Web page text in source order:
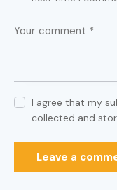
I agree that my
collected and